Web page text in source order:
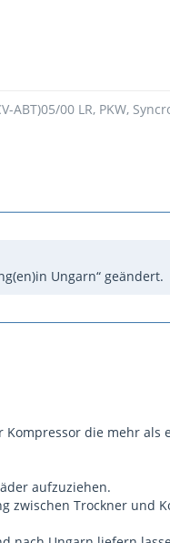
00 LR, PKW,
Ungarn“ geändert.
die mehr als
aufzuziehen.
zwischen Trockner und